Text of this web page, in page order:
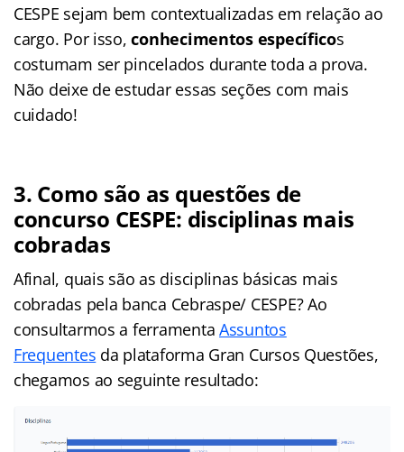
CESPE sejam bem contextualizadas em relação ao
cargo. Por isso,conhecimentos específicos
costumam ser pincelados durante toda a prova.
Não deixe de estudar essas seções com mais
cuidado!
3. Como são as questões de
concurso CESPE: disciplinas mais
cobradas
Afinal, quais são as disciplinas básicas mais
cobradas pela banca Cebraspe/ CESPE? Ao
consultarmos a ferramenta Assuntos
Frequentes da plataforma Gran Cursos Questões,
chegamos ao seguinte resultado: